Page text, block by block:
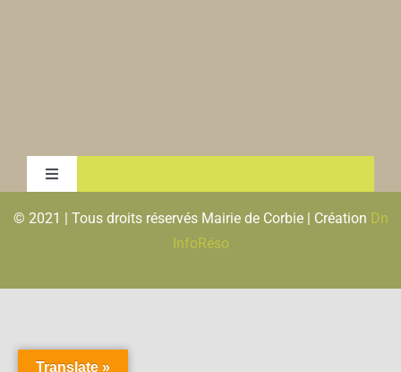
Toggle
MENTIONS LEGALES & RGPD
© 2021 | Tous droits réservés Mairie de Corbie | Création Dn
InfoRéso
Translate »